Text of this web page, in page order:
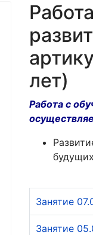
лет)
Работа с
Занятие
Занятие